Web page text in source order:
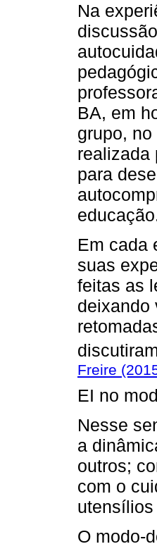
Na
BA, em
grupo,
realizada
para
Em cada
suas
feitas as
deixando
Freire
EI no
Nesse
a
outros;
com o
O modo-